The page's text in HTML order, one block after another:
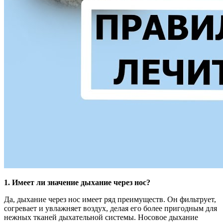
1. Имеет ли значение дыхание через нос?
Да, дыхание через нос имеет ряд преимуществ. Он фильтрует,
согревает и увлажняет воздух, делая его более пригодным для
нежных тканей дыхательной системы. Носовое дыхание